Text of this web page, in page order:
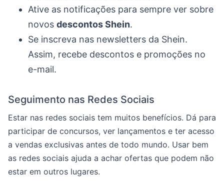
Ative as notificações para sempre ver sobre
novos descontos Shein.
Se inscreva nas newsletters da Shein.
Assim, recebe descontos e promoções no
e-mail.
Seguimento nas Redes Sociais
Estar nas redes sociais tem muitos benefícios. Dá para
participar de concursos, ver lançamentos e ter acesso
a vendas exclusivas antes de todo mundo. Usar bem
as redes sociais ajuda a achar ofertas que podem não
estar em outros lugares.